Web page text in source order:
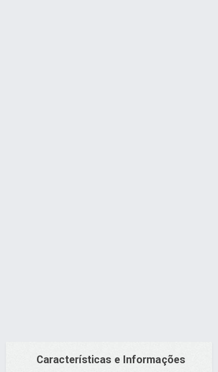
Características e Informações